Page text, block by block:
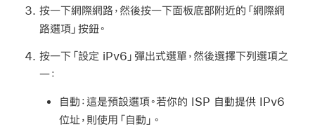
按一下網際網路，然後按一下面板底部附近的「網際網
路選項」按鈕。
按一下「設定 iPv6」彈出式選單，然後選擇下列選項之
一：
自動：這是預設選項。若你的 ISP 自動提供 IPv6
位址，則使用「自動」。